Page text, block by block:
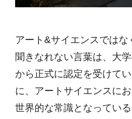
アート&サイエンスでは
聞きなれない言葉は、大
から正式に認定を受けて
に、アートサイエンスに
世界的な常識となっている